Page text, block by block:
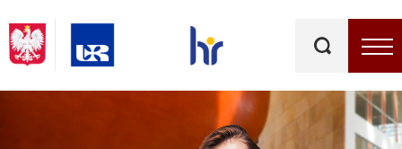
kluczowe